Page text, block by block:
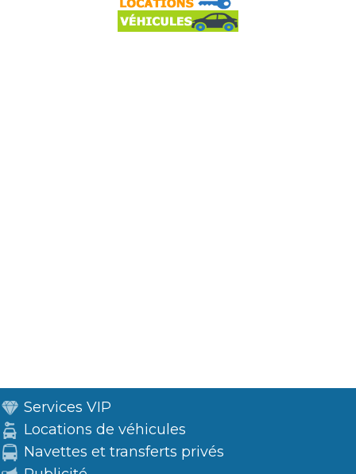
Services VIP
Locations de véhicules
Navettes et transferts privés